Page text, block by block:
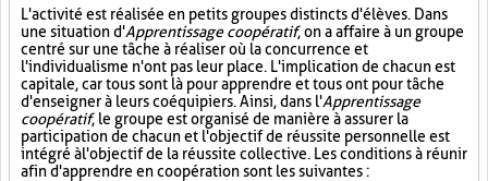
L'activité est réalisée en petits groupes distincts d'élèves. Dans
une situation d'Apprentissage coopératif, on a affaire à un groupe
centré sur une tâche à réaliser où la concurrence et
l'individualisme n'ont pas leur place. L'implication de chacun est
capitale, car tous sont là pour apprendre et tous ont pour tâche
d'enseigner à leurs coéquipiers. Ainsi, dans l'Apprentissage
coopératif, le groupe est organisé de manière à assurer la
participation de chacun et l'objectif de réussite personnelle est
intégré à l'objectif de la réussite collective. Les conditions à réunir
afin d'apprendre en coopération sont les suivantes :